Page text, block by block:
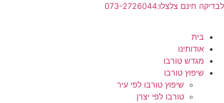
דלג
לבדיקה חינם צלצלו:073-2726044
בית
אודותינו
מגדש טורבו
שיפוץ טורבו
שיפוץ טורבו לפי עיר
טורבו לפי יצרן